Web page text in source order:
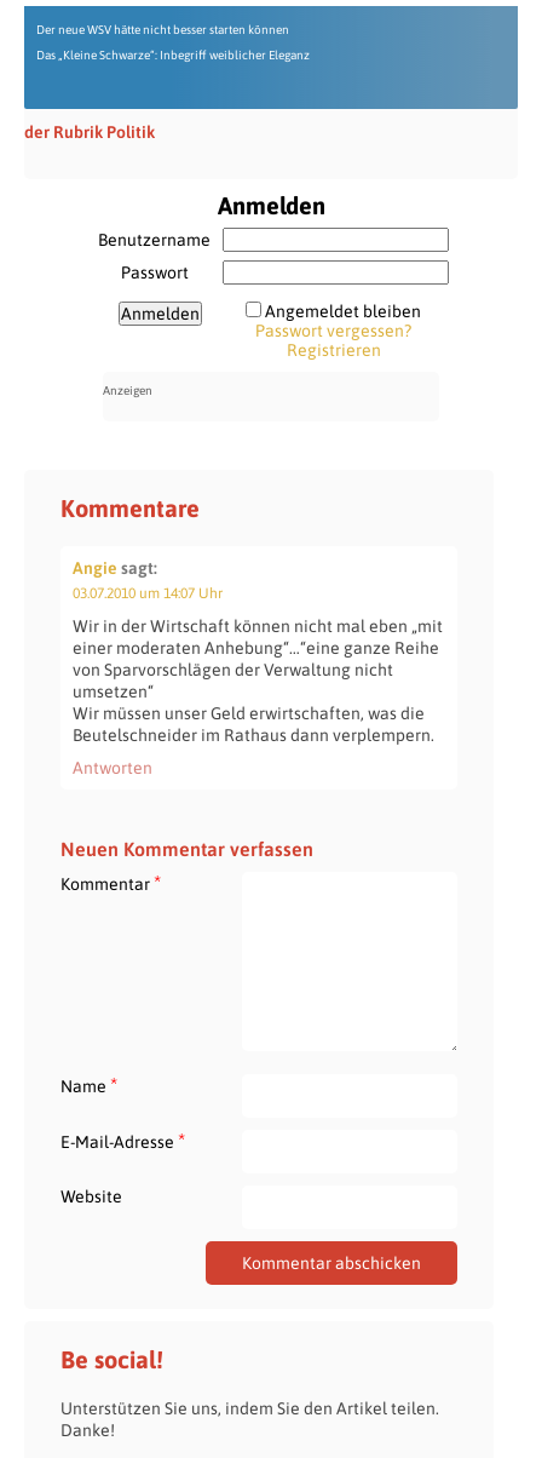
Der neue WSV hätte nicht besser starten können
Das „Kleine Schwarze“: Inbegriff weiblicher Eleganz
der Rubrik Politik
Anmelden
Benutzername
Passwort
Angemeldet bleiben
Passwort vergessen?
Registrieren
Kommentare
Angie sagt:
03.07.2010 um 14:07 Uhr
Wir in der Wirtschaft können nicht mal eben „mit
einer moderaten Anhebung“…“eine ganze Reihe
von Sparvorschlägen der Verwaltung nicht
umsetzen“
Wir müssen unser Geld erwirtschaften, was die
Beutelschneider im Rathaus dann verplempern.
Antworten
Neuen Kommentar verfassen
Kommentar*
Name *
E-Mail-Adresse *
Website
Be social!
Unterstützen Sie uns, indem Sie den Artikel teilen.
Danke!